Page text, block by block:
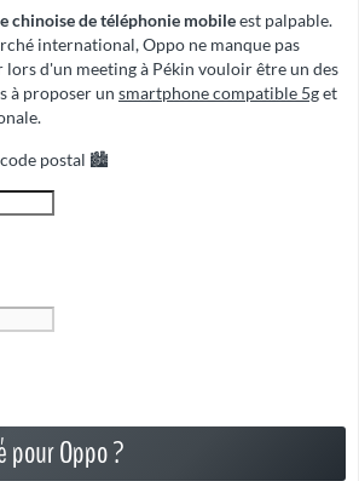
chinoise de téléphonie mobileest palpable.
international, Oppo ne manque pas
d'un meeting à Pékin vouloir être un des
à proposer un smartphone compatible 5get
postal 🏙️
Oppo ?